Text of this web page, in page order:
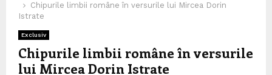
Chipurile limbii române în versurile lui Mircea Dorin
Istrate
Exclusiv
Chipurile limbii române în versurile
lui Mircea Dorin Istrate